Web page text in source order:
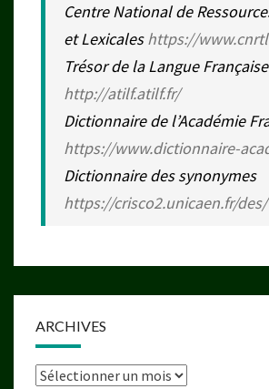
Centre National de
et Lexicaleshttps://
Trésor de la Langue
http://atilf.atilf.fr/
Dictionnaire de l’Académie
https://www.dictionnaire-
Dictionnaire des synonymes
https://crisco2.unicaen.fr/des/
ARCHIVES
Archives